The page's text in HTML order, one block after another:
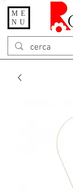
ME
NU